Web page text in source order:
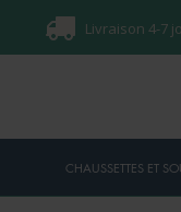
Livraison 4-7
CHAUSSETTES ET